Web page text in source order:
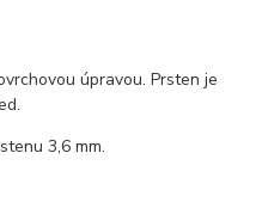
úpravou. Prsten je
3,6 mm.